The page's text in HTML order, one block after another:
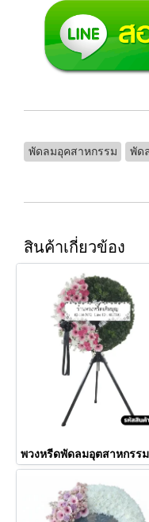
พัดลมอุคสาหกรรม พัด
สินค้าเกี่ยวข้อง